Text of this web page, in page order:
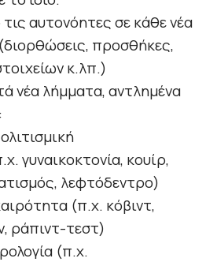
αυτονόητες σε κάθε νέα
προσθήκες,
κ.λπ.)
νέα λήμματα, αντλημένα
γυναικοκτονία, κουίρ,
λεφτόδεντρο)
(π.χ. κόβιντ,
ράπιντ-τεστ)
(π.χ.